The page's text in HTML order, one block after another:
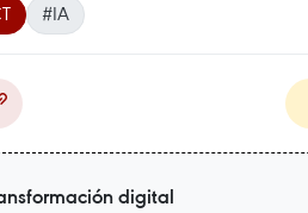
#IA
digital